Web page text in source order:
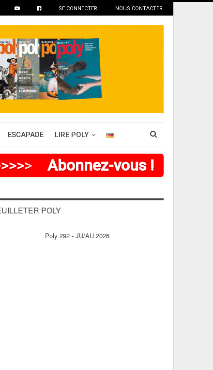
SE CONNECTER NOUS CONTACTER
ESCAPADE LIRE POLY
>>>> Abonnez-vous !
POLY
Poly 292 - JU/AU 2026